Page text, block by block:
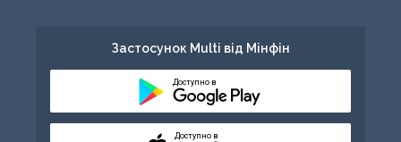
Застосунок Multi від Мінфін
Доступно в
Доступно в